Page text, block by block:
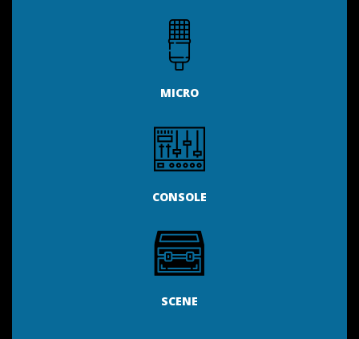
MICRO
CONSOLE
SCENE